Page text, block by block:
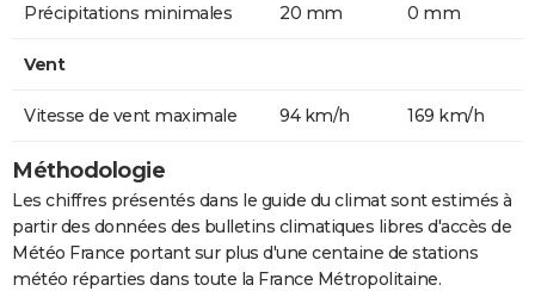
Précipitations minimales 20 mm 0 mm
Vent
Vitesse de vent maximale 94 km/h 169 km/h
Méthodologie
Les chiffres présentés dans le guide du climat sont estimés à
partir des données des bulletins climatiques libres d'accès de
Météo France portant sur plus d'une centaine de stations
météo réparties dans toute la France Métropolitaine.